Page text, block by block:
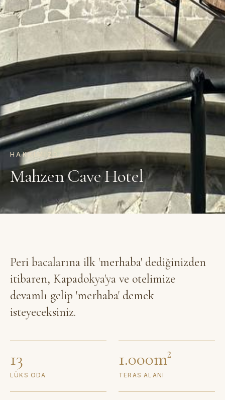
HAKKIMIZDA
Mahzen Cave Hotel
Peri bacalarına ilk 'merhaba' dediğinizden
itibaren, Kapadokya'ya ve otelimize
devamlı gelip 'merhaba' demek
isteyeceksiniz.
13
LÜKS ODA
1.000m²
TERAS ALANI